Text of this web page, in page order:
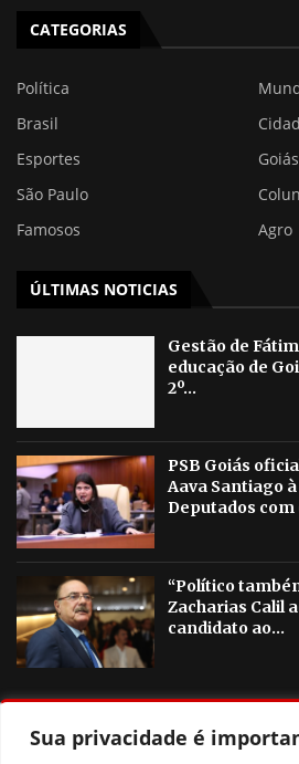
Sua privacidade é
CATEGORIAS
Política
Brasil
Esportes
Goiás
São Paulo
Famosos
Agro
ÚLTIMAS NOTICIAS
Gestão de
educação de
2º...
PSB Goiás
Aava Santiago
Deputados com
“Político
Zacharias Calil
candidato ao...